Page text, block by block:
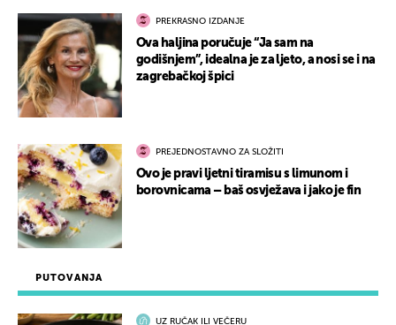
PUTOVANJA
UZ RUČAK ILI VEČERU
PREKRASNO IZDANJE
Ova haljina poručuje “Ja sam na
godišnjem”, idealna je za ljeto, a nosi se i na
zagrebačkoj špici
PREJEDNOSTAVNO ZA SLOŽITI
Ovo je pravi ljetni tiramisu s limunom i
borovnicama – baš osvježava i jako je fin